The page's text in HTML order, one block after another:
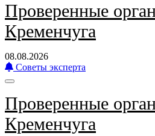
Проверенные
Кременчуга
08.08.2026
Советы эксперта
Проверенные
Кременчуга